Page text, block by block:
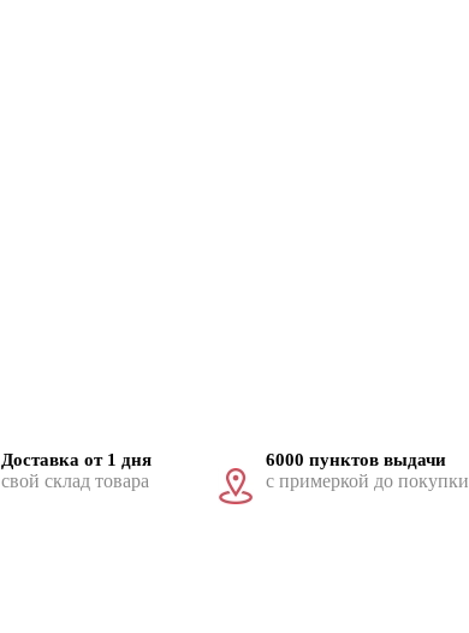
Доставка от 1 дня
свой склад товара
6000 пунктов выдачи
с примеркой до покупки